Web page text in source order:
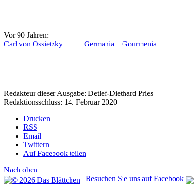
Vor 90 Jahren:
Carl von Ossietzky . . . . . Germania – Gourmenia
Redakteur dieser Ausgabe: Detlef-Diethard Pries
Redaktionsschluss: 14. Februar 2020
Drucken |
RSS |
Email |
Twittern |
Auf Facebook teilen
Nach oben
| Besuchen Sie uns auf Facebook